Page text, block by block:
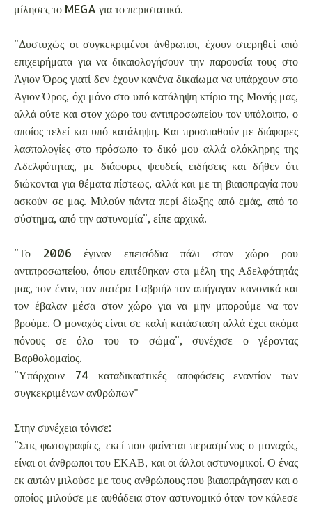
μίλησες το MEGA για το περιστατικό.
"Δυστυχώς οι συγκεκριμένοι άνθρωποι, έχουν στερηθεί από
επιχειρήματα για να δικαιολογήσουν την παρουσία τους στο
Άγιον Όρος γιατί δεν έχουν κανένα δικαίωμα να υπάρχουν στο
Άγιον Όρος, όχι μόνο στο υπό κατάληψη κτίριο της Μονής μας,
αλλά ούτε και στον χώρο του αντιπροσωπείου τον υπόλοιπο, ο
οποίος τελεί και υπό κατάληψη. Και προσπαθούν με διάφορες
λασπολογίες στο πρόσωπο το δικό μου αλλά ολόκληρης της
Αδελφότητας, με διάφορες ψευδείς ειδήσεις και δήθεν ότι
διώκονται για θέματα πίστεως, αλλά και με τη βιαιοπραγία που
ασκούν σε μας. Μιλούν πάντα περί δίωξης από εμάς, από το
σύστημα, από την αστυνομία", είπε αρχικά.
"Το 2006 έγιναν επεισόδια πάλι στον χώρο ρου
αντιπροσωπείου, όπου επιτέθηκαν στα μέλη της Αδελφότητάς
μας, τον έναν, τον πατέρα Γαβριήλ τον απήγαγαν κανονικά και
τον έβαλαν μέσα στον χώρο για να μην μπορούμε να τον
βρούμε. Ο μοναχός είναι σε καλή κατάσταση αλλά έχει ακόμα
πόνους σε όλο του το σώμα", συνέχισε ο γέροντας
Βαρθολομαίος.
"Υπάρχουν 74 καταδικαστικές αποφάσεις εναντίον των
συγκεκριμένων ανθρώπων"
Στην συνέχεια τόνισε:
"Στις φωτογραφίες, εκεί που φαίνεται περασμένος ο μοναχός,
είναι οι άνθρωποι του ΕΚΑΒ, και οι άλλοι αστυνομικοί. Ο ένας
εκ αυτών μιλούσε με τους ανθρώπους που βιαιοπράγησαν και ο
οποίος μιλούσε με αυθάδεια στον αστυνομικό όταν τον κάλεσε